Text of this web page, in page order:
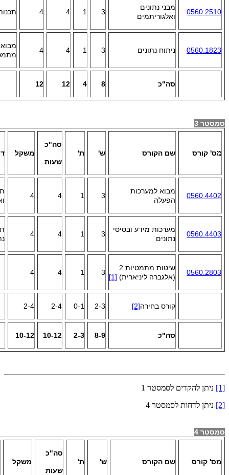
0560.2510
מבני נתונים
ואלגוריתמים
3
1
4
4
0560.1823 ניתוח נתונים 3
1
4
4
סה"כ 8
4
12
12
סמסטר 3
מס' קורס שם הקורס ש' ת'
סה"כ
שעות
משקל
0560.4402
מבוא למערכות
הפעלה
3
1
4
4
0560.4403
מערכות מידע ובסיסי
נתונים
3
1
4
4
0560.2803
שיטות מתמטיות 2
(אלגברה ליניארית) [1]
3
1
4
4
קורס בחירה[2]
2-3
0-1
2-4
2-4
סה"כ 8-9
2-3
10-12
10-12
[1] ניתן להקדים לסמסטר 1
[2] ניתן לדחות לסמסטר 4
סמסטר 4
מס' קורס שם הקורס ש' ת'
סה"כ
שעות
משקל